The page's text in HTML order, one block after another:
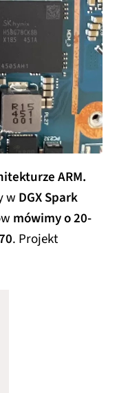
ARM.
w DGX Spark
mówimy o 20-
. Projekt